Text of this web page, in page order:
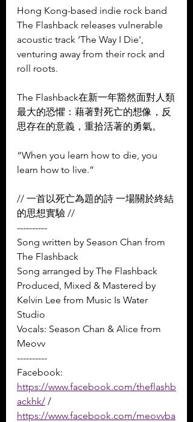
Hong Kong-based indie rock band
The Flashback releases vulnerable
acoustic track ‘The Way I Die',
venturing away from their rock and
roll roots.
The Flashback在新一年豁然面對人類
最大的恐懼：藉著對死亡的想像，反
思存在的意義，重拾活著的勇氣。
“When you learn how to die, you
learn how to live.”
// 一首以死亡為題的詩 一場關於終結
的思想實驗 //
----------
Song written by Season Chan from
The Flashback
Song arranged by The Flashback
Produced, Mixed & Mastered by
Kelvin Lee from Music Is Water
Studio
Vocals: Season Chan & Alice from
Meovv
----------
Facebook:
https://www.facebook.com/theflashb
ackhk/ /
https://www.facebook.com/meovvba